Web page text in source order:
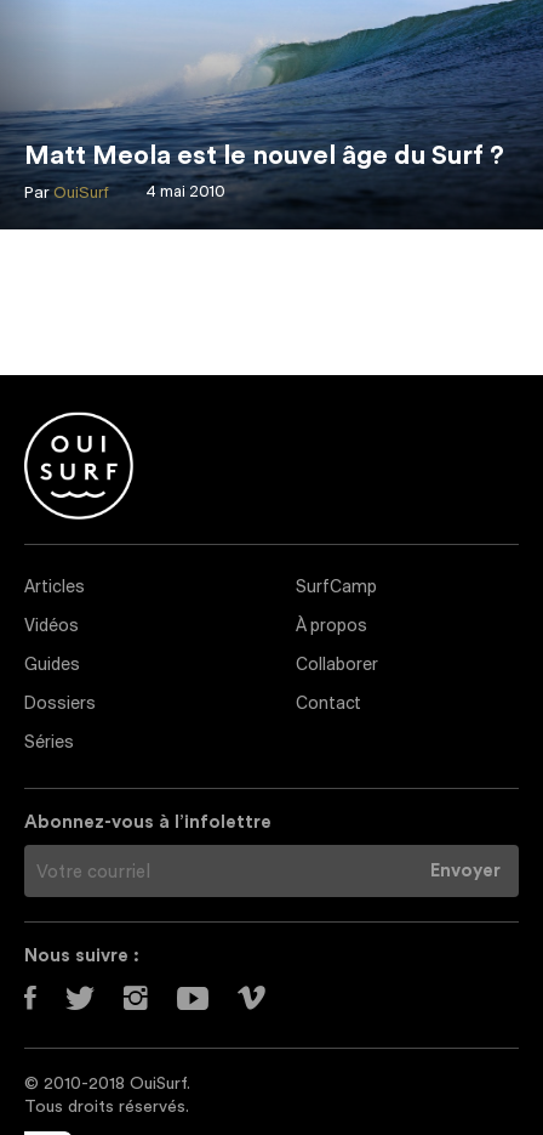
Matt Meola est le nouvel âge du Surf ?
4 mai 2010
Par OuiSurf
Articles
Vidéos
Guides
Dossiers
Séries
SurfCamp
À propos
Collaborer
Contact
Abonnez-vous à l’infolettre
Nous suivre :
© 2010-2018 OuiSurf.
Tous droits réservés.